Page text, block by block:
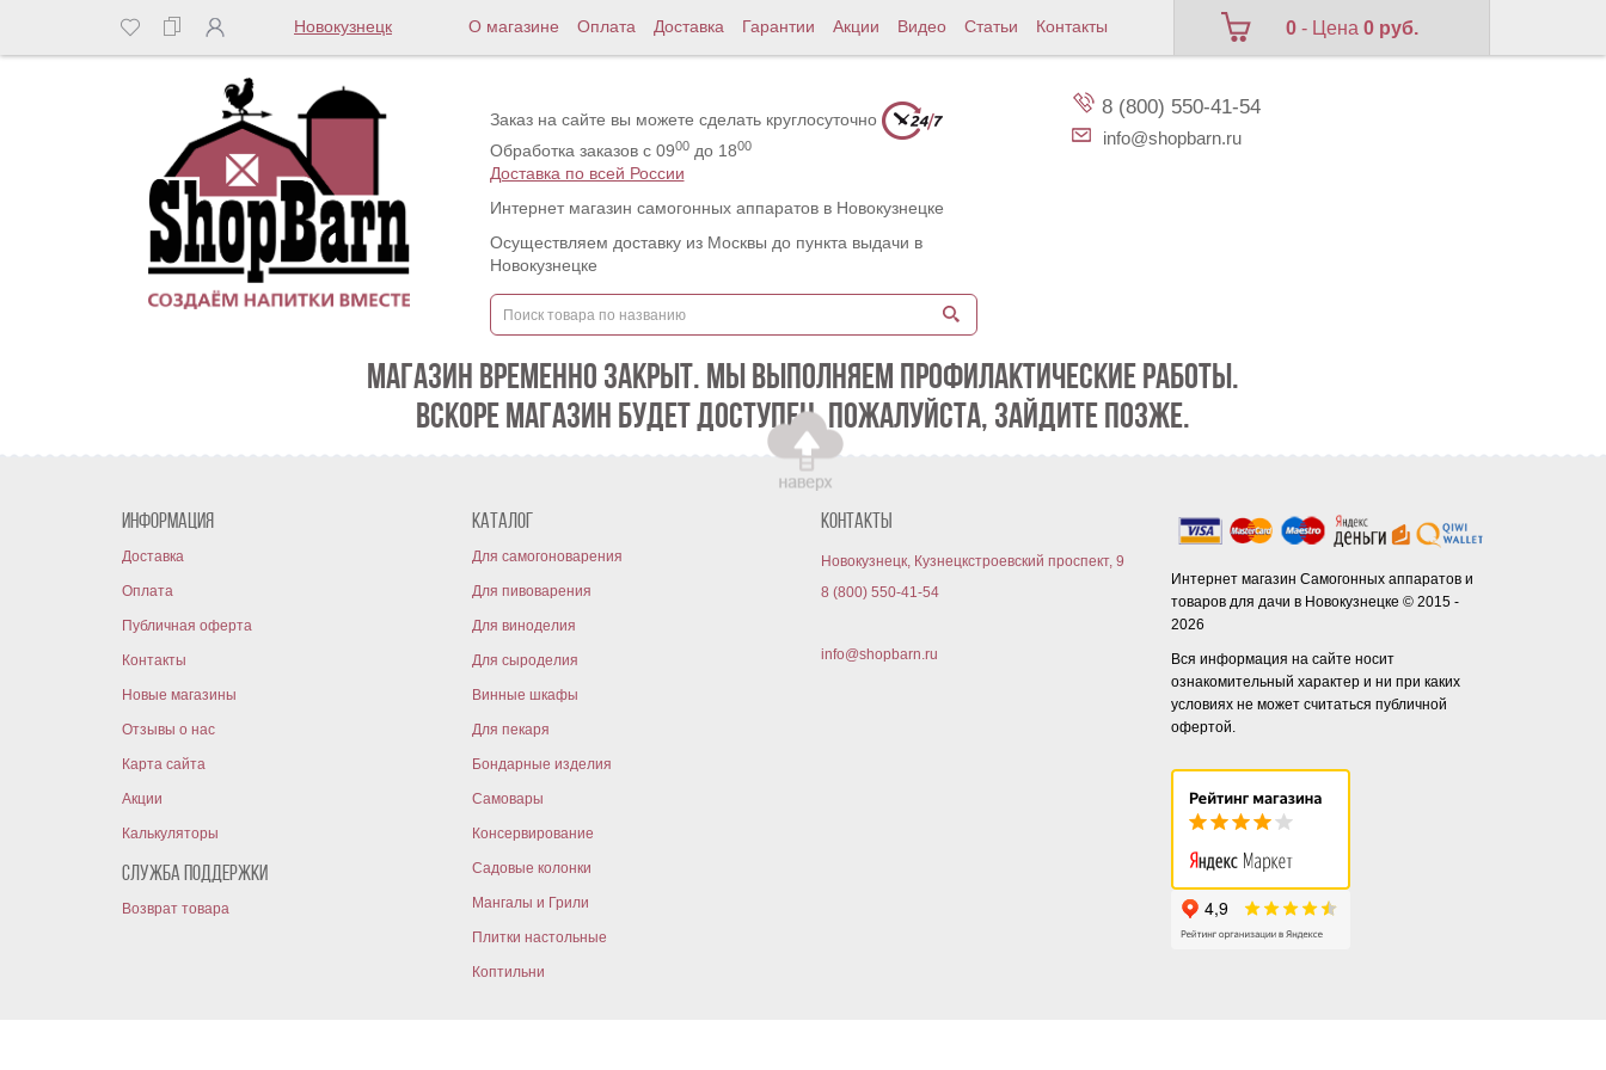
Новокузнецк О магазине Оплата Доставка Гарантии Акции Видео Статьи Контакты 0 - Цена0 руб.
Заказ на сайте вы можете сделать круглосуточно
Обработка заказов с 0900до 1800
Доставка по всей России
Интернет магазин самогонных аппаратов в Новокузнецке
Осуществляем доставку из Москвы до пункта выдачи в
Новокузнецке
8 (800) 550-41-54
info@shopbarn.ru
МАГАЗИН ВРЕМЕННО ЗАКРЫТ. МЫ ВЫПОЛНЯЕМ ПРОФИЛАКТИЧЕСКИЕ РАБОТЫ.
ВСКОРЕ МАГАЗИН БУДЕТ ДОСТУПЕН. ПОЖАЛУЙСТА, ЗАЙДИТЕ ПОЗЖЕ.
Информация
Доставка
Оплата
Публичная оферта
Контакты
Новые магазины
Отзывы о нас
Карта сайта
Акции
Калькуляторы
Служба поддержки
Возврат товара
Каталог
Для самогоноварения
Для пивоварения
Для виноделия
Для сыроделия
Винные шкафы
Для пекаря
Бондарные изделия
Самовары
Консервирование
Садовые колонки
Мангалы и Грили
Плитки настольные
Коптильни
Контакты
Новокузнецк, Кузнецкстроевский проспект, 9
8 (800) 550-41-54
info@shopbarn.ru
Интернет магазин Самогонных аппаратов и
товаров для дачи в Новокузнецке © 2015 -
2026
Вся информация на сайте носит
ознакомительный характер и ни при каких
условиях не может считаться публичной
офертой.